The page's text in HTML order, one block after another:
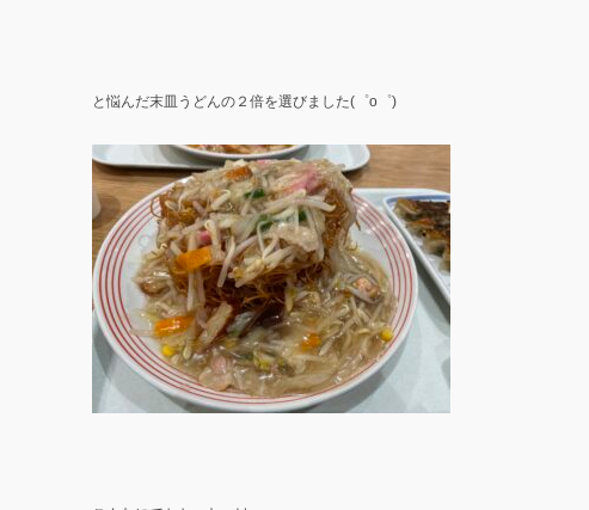
と悩んだ末皿うどんの２倍を選びました(゜o゜)